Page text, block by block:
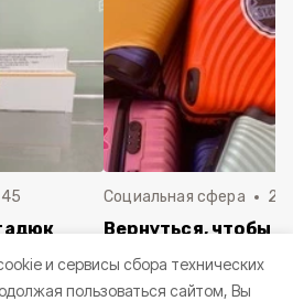
и сервисы сбора технических
пользоваться сайтом, Вы
с
Социальная сфера 20
Вернуться, чтобы